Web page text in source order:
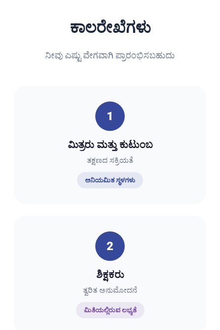
ಕಾಲರೇಖೆಗಳು
ನೀವು ಎಷ್ಟು ವೇಗವಾಗಿ ಪ್ರಾರಂಭಿಸಬಹುದು
1
ಮಿತ್ರರು ಮತ್ತು ಕುಟುಂಬ
ತಕ್ಷಣದ ಸಕ್ರಿಯತೆ
ಅನಿಯಮಿತ ಸ್ಥಳಗಳು
2
ಶಿಕ್ಷಕರು
ತ್ವರಿತ ಅನುಮೋದನೆ
ಮಿತಿಯಲ್ಲಿರುವ ಲಭ್ಯತೆ